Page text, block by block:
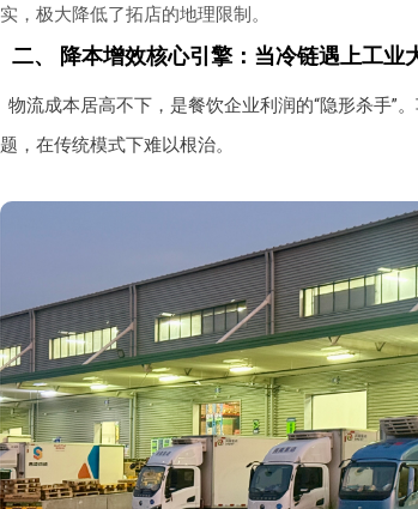
实，极大降低了拓店的地理限制。
二、 降本增效核心引擎：当冷链遇上工业
物流成本居高不下，是餐饮企业利润的“隐形杀手”
题，在传统模式下难以根治。